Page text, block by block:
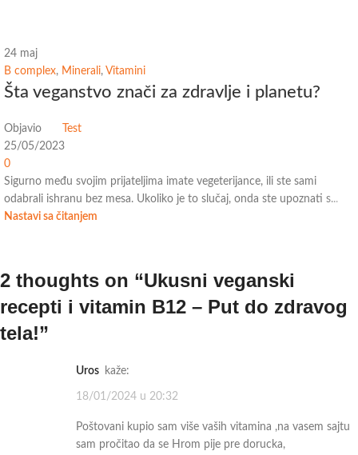
24 maj
B complex, Minerali, Vitamini
Šta veganstvo znači za zdravlje i planetu?
Objavio
Test
25/05/2023
0
Sigurno među svojim prijateljima imate vegeterijance, ili ste sami
odabrali ishranu bez mesa. Ukoliko je to slučaj, onda ste upoznati s...
Nastavi sa čitanjem
2 thoughts on “Ukusni veganski
recepti i vitamin B12 – Put do zdravog
tela!”
Uros kaže:
18/01/2024 u 20:32
Poštovani kupio sam više vaših vitamina ,na vasem sajtu
sam pročitao da se Hrom pije pre dorucka,